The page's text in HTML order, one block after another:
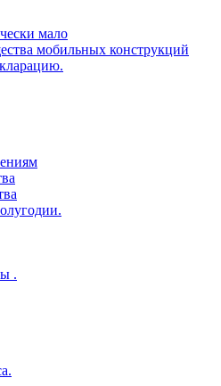
мало
мобильных конструкций
.